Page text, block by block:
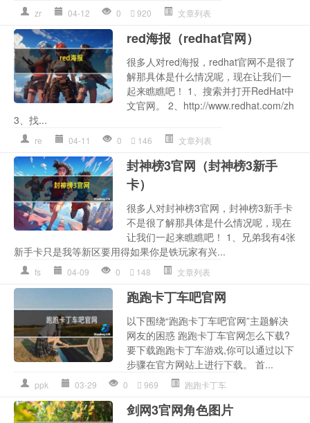
zr 04-12 0 920 文章列表
red海报（redhat官网）
很多人对red海报，redhat官网不是很了
解那具体是什么情况呢，现在让我们一
起来瞧瞧吧！ 1、搜索并打开RedHat中
文官网。 2、http://www.redhat.com/zh
3、找...
re 04-11 0 146 文章列表
封神榜3官网（封神榜3新手
卡）
很多人对封神榜3官网，封神榜3新手卡
不是很了解那具体是什么情况呢，现在
让我们一起来瞧瞧吧！ 1、兄弟我有4张
新手卡只是我等新区要用得如果你是铁玩家有兴...
fs 04-09 0 148 文章列表
跑跑卡丁车吧官网
以下围绕“跑跑卡丁车吧官网”主题解决
网友的困惑 跑跑卡丁车官网怎么下载?
要下载跑跑卡丁车游戏,你可以通过以下
步骤在官方网站上进行下载。 首...
ppk 03-29 0 969 跑跑卡丁车
剑网3官网角色图片